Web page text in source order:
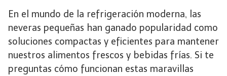
En el mundo de la refrigeración moderna, las
neveras pequeñas han ganado popularidad como
soluciones compactas y eficientes para mantener
nuestros alimentos frescos y bebidas frías. Si te
preguntas cómo funcionan estas maravillas